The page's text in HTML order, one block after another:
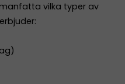
vilka typer av